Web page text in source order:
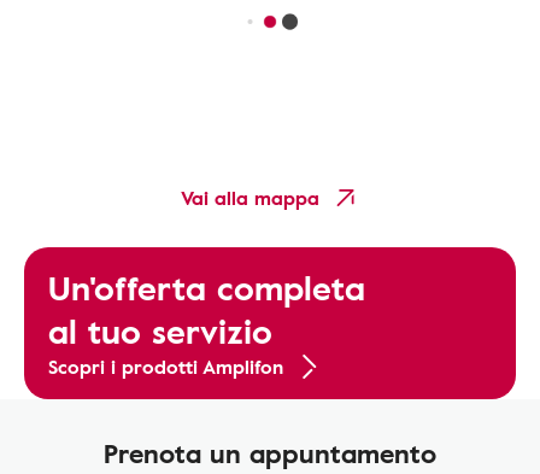
Vai alla mappa
Un'offerta completa
al tuo servizio
Scopri i prodotti Amplifon
Prenota un appuntamento